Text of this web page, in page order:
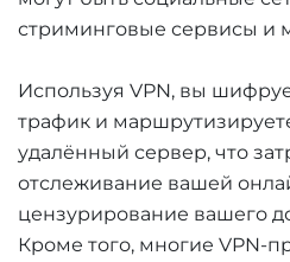
стриминговые сервисы и
Используя VPN, вы
трафик и
удалённый сервер, что
отслеживание вашей
цензурирование вашего
Кроме того, многие VPN-